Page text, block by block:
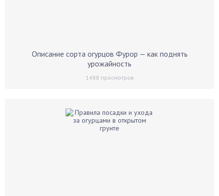
Описание сорта огурцов Фурор — как поднять
урожайность
1488 просмотров